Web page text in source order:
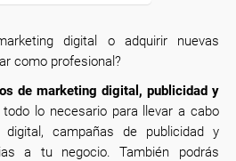
digital o adquirir nuevas
como profesional?
de marketing digital, publicidad y
lo necesario para llevar a cabo
campañas de publicidad y
a tu negocio. También podrás